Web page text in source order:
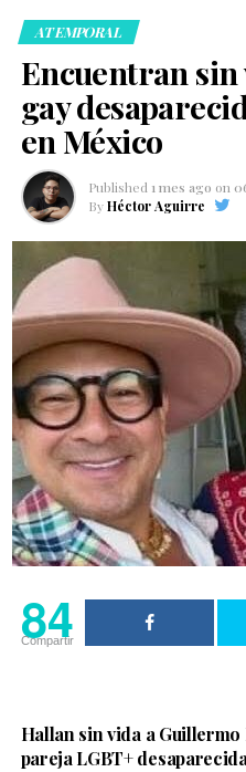
ATEMPORAL
Encuentran sin
gay
en México
Published 1 mes ago on
By Héctor Aguirre
84
Compartir
Hallan sin vida a
pareja LGBT+